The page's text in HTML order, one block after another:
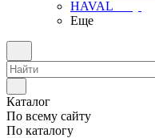
HAVAL
Еще
Каталог
По всему сайту
По каталогу